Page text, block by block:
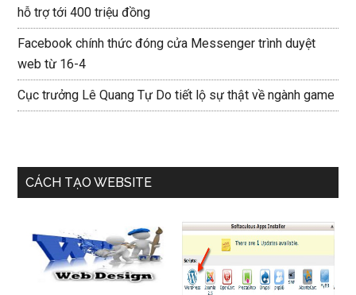
hỗ trợ tới 400 triệu đồng
Facebook chính thức đóng cửa Messenger trình duyệt
web từ 16-4
Cục trưởng Lê Quang Tự Do tiết lộ sự thật về ngành game
CÁCH TẠO WEBSITE